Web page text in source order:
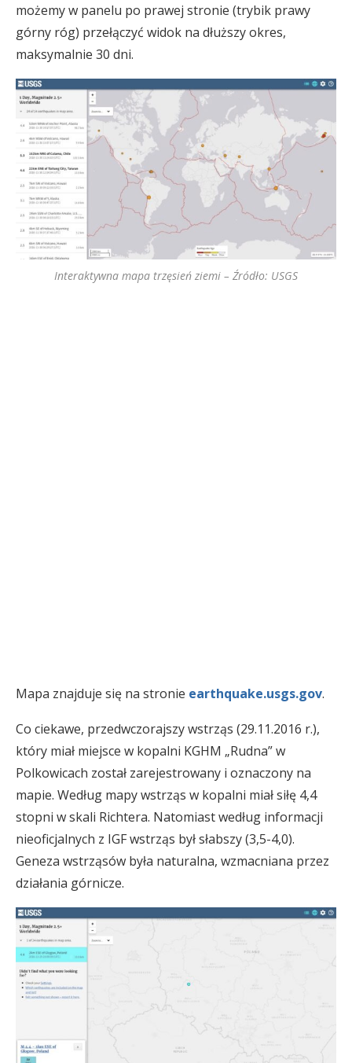
możemy w panelu po prawej stronie (trybik prawy
górny róg) przełączyć widok na dłuższy okres,
maksymalnie 30 dni.
Interaktywna mapa trzęsień ziemi – Źródło: USGS
Mapa znajduje się na stronie earthquake.usgs.gov.
Co ciekawe, przedwczorajszy wstrząs (29.11.2016 r.),
który miał miejsce w kopalni KGHM „Rudna” w
Polkowicach został zarejestrowany i oznaczony na
mapie. Według mapy wstrząs w kopalni miał siłę 4,4
stopni w skali Richtera. Natomiast według informacji
nieoficjalnych z IGF wstrząs był słabszy (3,5-4,0).
Geneza wstrząsów była naturalna, wzmacniana przez
działania górnicze.